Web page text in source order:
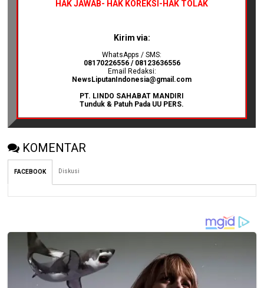
HAK JAWAB- HAK KOREKSI-HAK TOLAK
Kirim via:
WhatsApps / SMS:
08170226556 / 08123636556
Email Redaksi:
NewsLiputanIndonesia@gmail.com
PT. LINDO SAHABAT MANDIRI
Tunduk & Patuh Pada UU PERS.
KOMENTAR
FACEBOOK Diskusi